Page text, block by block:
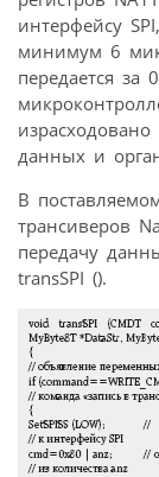
интерфейсу
минимум 6
передается за
данных и
В
трансиверов
передачу
transSPI ().